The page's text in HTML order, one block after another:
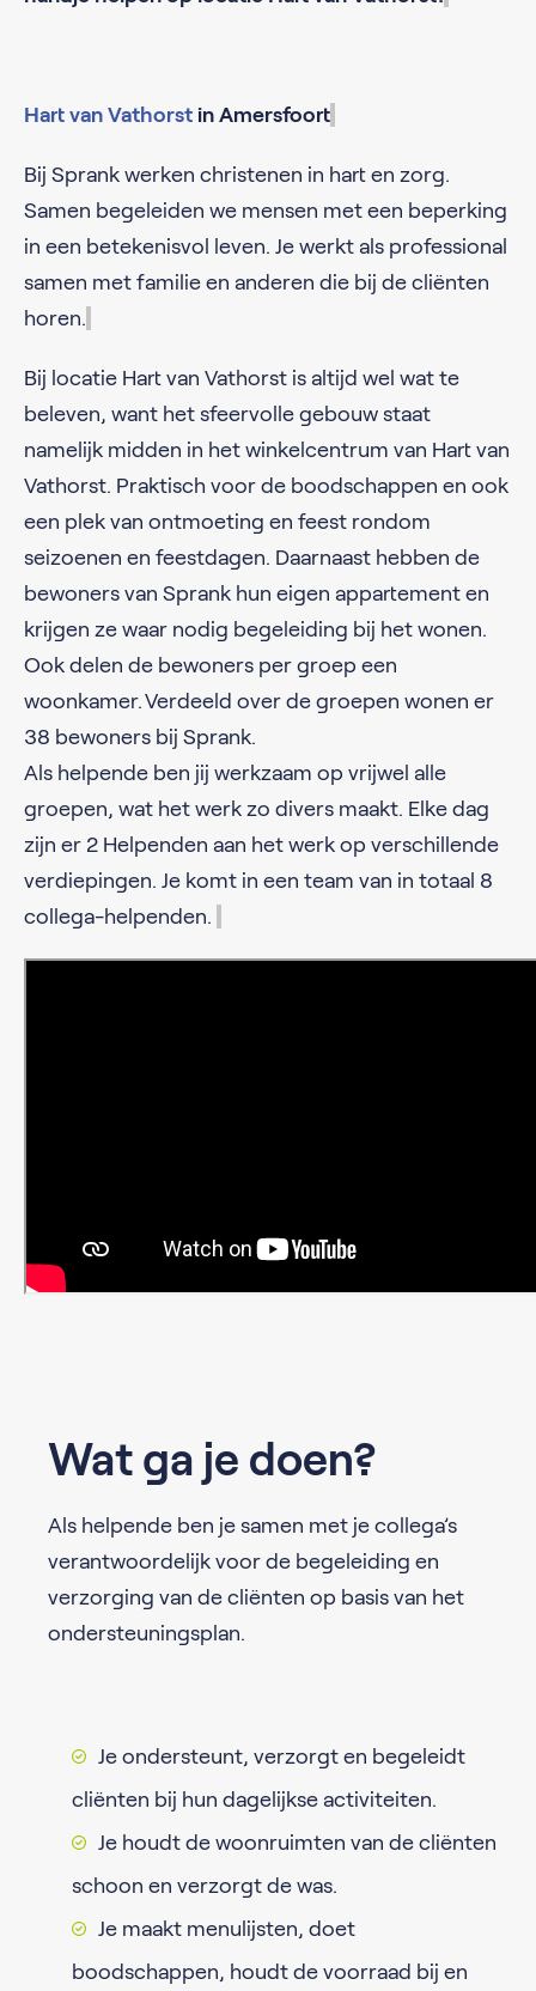
Hart van Vathorst in Amersfoort
Bij Sprank werken christenen in hart en zorg.
Samen begeleiden we mensen met een beperking
in een betekenisvol leven. Je werkt als professional
samen met familie en anderen die bij de cliënten
horen.
Bij locatie Hart van Vathorst is altijd wel wat te
beleven, want het sfeervolle gebouw staat
namelijk midden in het winkelcentrum van Hart van
Vathorst. Praktisch voor de boodschappen en ook
een plek van ontmoeting en feest rondom
seizoenen en feestdagen. Daarnaast hebben de
bewoners van Sprank hun eigen appartement en
krijgen ze waar nodig begeleiding bij het wonen.
Ook delen de bewoners per groep een
woonkamer. Verdeeld over de groepen wonen er
38 bewoners bij Sprank.
Als helpende ben jij werkzaam op vrijwel alle
groepen, wat het werk zo divers maakt. Elke dag
zijn er 2 Helpenden aan het werk op verschillende
verdiepingen. Je komt in een team van in totaal 8
collega-helpenden.
Wat ga je doen?
Als helpende ben je samen met je collega’s
verantwoordelijk voor de begeleiding en
verzorging van de cliënten op basis van het
ondersteuningsplan.
Je ondersteunt, verzorgt en begeleidt
cliënten bij hun dagelijkse activiteiten.
Je houdt de woonruimten van de cliënten
schoon en verzorgt de was.
Je maakt menulijsten, doet
boodschappen, houdt de voorraad bij en